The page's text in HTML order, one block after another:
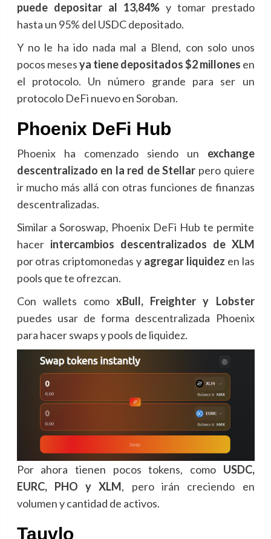
puede depositar al 13,84%y tomar prestado
hasta un 95% del USDC depositado.
Y no le ha ido nada mal a Blend, con solo unos
pocos mesesya tiene depositados $2 millones en
el protocolo. Un número grande para ser un
protocolo DeFi nuevo en Soroban.
Phoenix DeFi Hub
Phoenix ha comenzado siendo un exchange
descentralizado en la red de Stellar pero quiere
ir mucho más allá con otras funciones de finanzas
descentralizadas.
Similar a Soroswap, Phoenix DeFi Hub te permite
hacer intercambios descentralizados de XLM
por otras criptomonedas y agregar liquidez en las
pools que te ofrezcan.
Con wallets como xBull, Freighter y Lobster
puedes usar de forma descentralizada Phoenix
para hacer swaps y pools de liquidez.
Por ahora tienen pocos tokens, como USDC,
EURC, PHO y XLM, pero irán creciendo en
volumen y cantidad de activos.
Tauvlo